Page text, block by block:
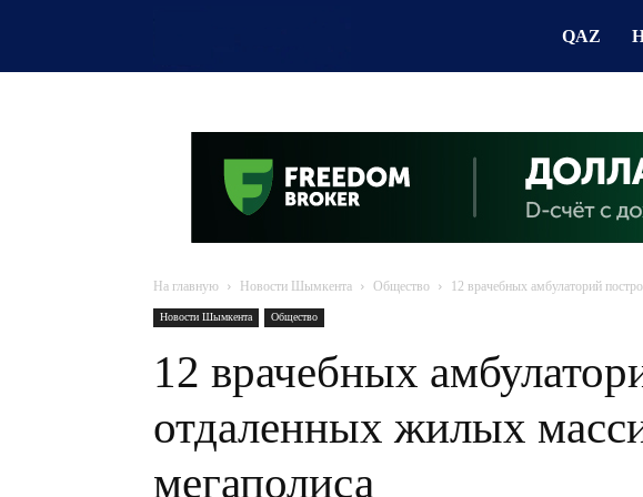
QAZ
На главную Новости Шымкента Общество 12 врачебных амбулаторий
Новости Шымкента Общество
12 врачебных
отдаленных жилых
мегаполиса